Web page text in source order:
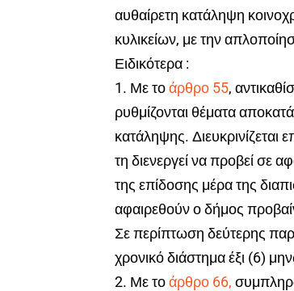
αυθαίρετη κατάληψη
κυλικείων, με την
Ειδικότερα :
1. Με τοάρθρο 55,
ρυθμίζονται θέματα
κατάληψης. Διευκρινίζεται
τη διενεργεί να προβεί σε
της επίδοσης μέρα της
αφαιρεθούν ο δήμος
Σε περίπτωση δεύτερης
χρονικό διάστημα έξι (6)
2. Με τοάρθρο 66,